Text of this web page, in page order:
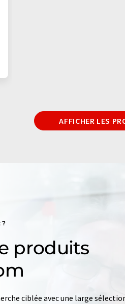
AFFICHER LES
?
produits
ciblée avec une large